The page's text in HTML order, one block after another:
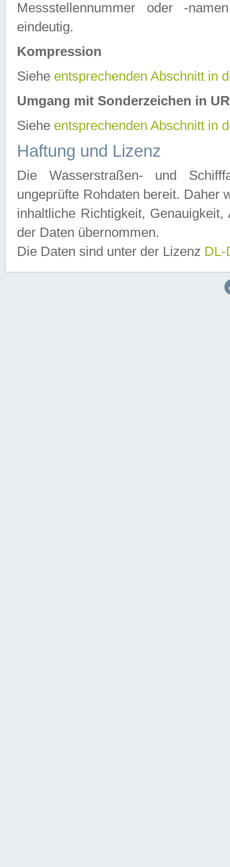
Messstellennummer oder -
eindeutig.
Kompression
Siehe entsprechenden Abschnitt in
Umgang mit Sonderzeichen in
Siehe entsprechenden Abschnitt in
Haftung und Lizenz
Die Wasserstraßen- und
ungeprüfte Rohdaten bereit. Daher
inhaltliche Richtigkeit,
der Daten übernommen.
Die Daten sind unter der Lizenz